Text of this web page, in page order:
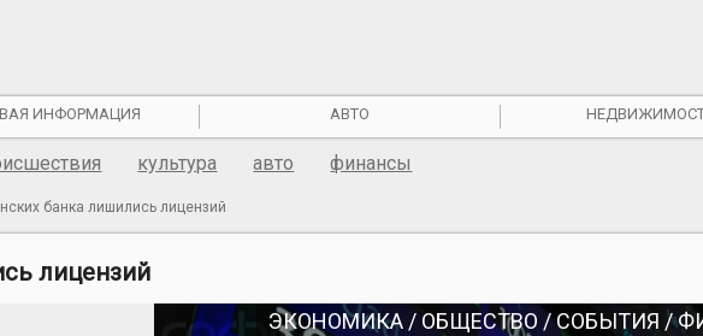
ИНФОРМАЦИЯ АВТО
культура авто финансы
банка лишились лицензий
лицензий
ЭКОНОМИКА / ОБЩЕСТВО / СОБЫТИЯ /